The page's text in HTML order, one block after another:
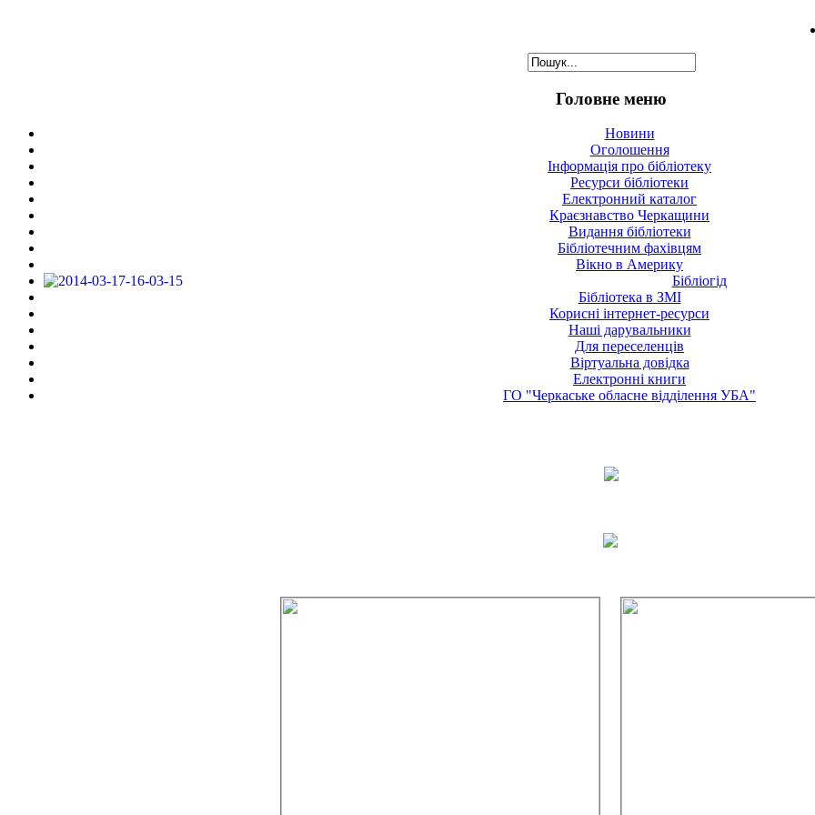
Головне меню
Новини
Оголошення
Інформація про бібліотеку
Ресурси бібліотеки
Електронний каталог
Краєзнавство Черкащини
Видання бібліотеки
Бібліотечним фахівцям
Вікно в Америку
Бібліогід
Бібліотека в ЗМІ
Корисні інтернет-ресурси
Наші дарувальники
Для переселенців
Віртуальна довідка
Електронні книги
ГО "Черкаське обласне відділення УБА"